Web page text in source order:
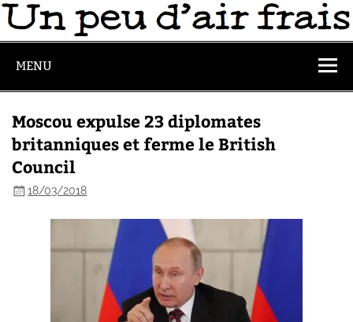
MENU
Moscou expulse 23 diplomates
britanniques et ferme le British
Council
18/03/2018